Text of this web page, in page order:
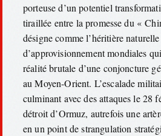
porteuse d’un potentiel
tiraillée entre la promesse du «
désigne comme l’héritière
d’approvisionnement mondiales
réalité brutale d’une conjoncture
au Moyen-Orient. L’escalade
culminant avec des attaques le 28
détroit d’Ormuz, autrefois une
en un point de strangulation